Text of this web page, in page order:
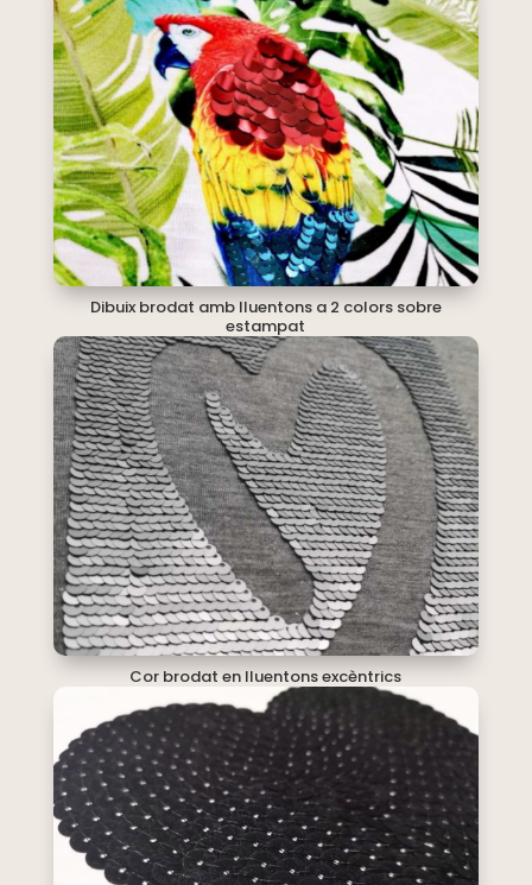
Dibuix brodat amb lluentons a 2 colors sobre
estampat
Cor brodat en lluentons excèntrics